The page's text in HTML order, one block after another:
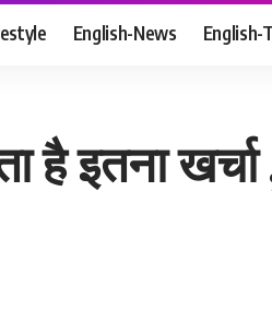
English-News English-
है इतना